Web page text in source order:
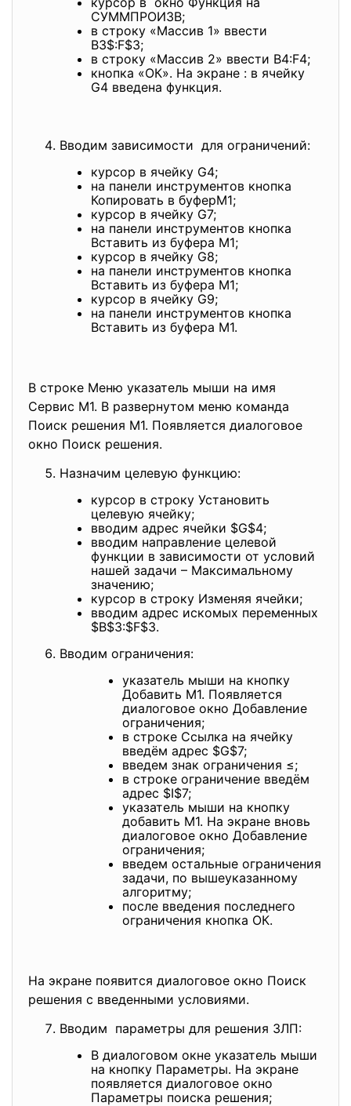
СУММПРОИЗВ;
в строку «Массив 1» ввести
B3$:F$3;
в строку «Массив 2» ввести B4:F4;
кнопка «ОК». На экране : в ячейку
G4 введена функция.
Вводим зависимости для ограничений:
курсор в ячейку G4;
на панели инструментов кнопка
Копировать в буферМ1;
курсор в ячейку G7;
на панели инструментов кнопка
Вставить из буфера М1;
курсор в ячейку G8;
на панели инструментов кнопка
Вставить из буфера М1;
курсор в ячейку G9;
на панели инструментов кнопка
Вставить из буфера М1.
В строке Меню указатель мыши на имя
Сервис М1. В развернутом меню команда
Поиск решения М1. Появляется диалоговое
окно Поиск решения.
Назначим целевую функцию:
курсор в строку Установить
целевую ячейку;
вводим адрес ячейки $G$4;
вводим направление целевой
функции в зависимости от условий
нашей задачи – Максимальному
значению;
курсор в строку Изменяя ячейки;
вводим адрес искомых переменных
$B$3:$F$3.
Вводим ограничения:
указатель мыши на кнопку
Добавить М1. Появляется
диалоговое окно Добавление
ограничения;
в строке Ссылка на ячейку
введём адрес $G$7;
введем знак ограничения ≤;
в строке ограничение введём
адрес $I$7;
указатель мыши на кнопку
добавить М1. На экране вновь
диалоговое окно Добавление
ограничения;
введем остальные ограничения
задачи, по вышеуказанному
алгоритму;
после введения последнего
ограничения кнопка ОК.
На экране появится диалоговое окно Поиск
решения с введенными условиями.
Вводим параметры для решения ЗЛП:
В диалоговом окне указатель мыши
на кнопку Параметры. На экране
появляется диалоговое окно
Параметры поиска решения;